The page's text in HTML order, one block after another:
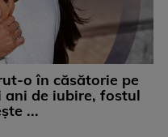
o în căsătorie pe
ani de iubire, fostul
...